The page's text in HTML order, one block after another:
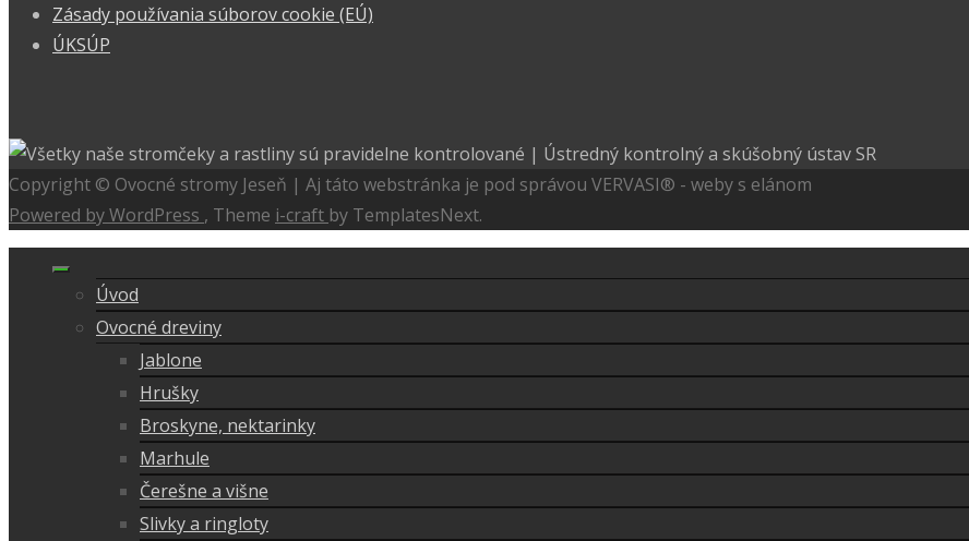
Zásady používania súborov cookie (EÚ)
ÚKSÚP
Copyright © Ovocné stromy Jeseň | Aj táto webstránka je pod správou VERVASI® - weby s elánom
Powered by WordPress , Theme i-craft by TemplatesNext.
Úvod
Ovocné dreviny
Jablone
Hrušky
Broskyne, nektarinky
Marhule
Čerešne a višne
Slivky a ringloty